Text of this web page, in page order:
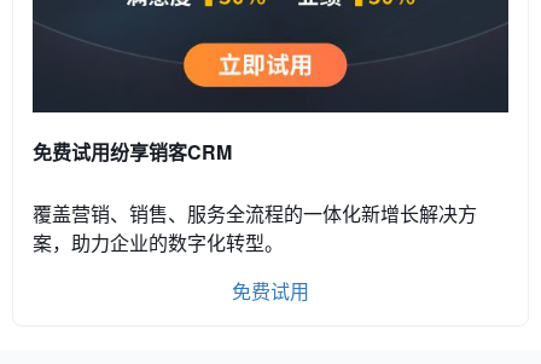
免费试用纷享销客CRM
覆盖营销、销售、服务全流程的一体化新增长解决方
案，助力企业的数字化转型。
免费试用